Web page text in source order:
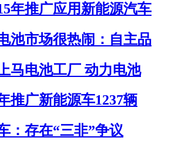
年推广应用新能源汽车
池市场很热闹：自主品
马电池工厂 动力电池
推广新能源车1237辆
：存在“三非”争议